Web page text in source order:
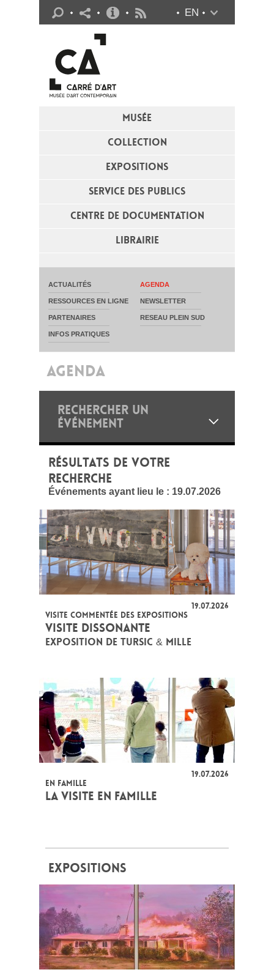
MUSÉE
COLLECTION
EXPOSITIONS
SERVICE DES PUBLICS
CENTRE DE DOCUMENTATION
LIBRAIRIE
EN
ACTUALITÉS AGENDA
RESSOURCES EN LIGNE NEWSLETTER
PARTENAIRES RESEAU PLEIN SUD
INFOS PRATIQUES
Infos pratiques
AGENDA
RECHERCHER UN
ÉVÉNEMENT
RÉSULTATS DE VOTRE
RECHERCHE
Événements ayant lieu le : 19.07.2026
19.07.2026
VISITE COMMENTÉE DES EXPOSITIONS
VISITE DISSONANTE
EXPOSITION DE TURSIC & MILLE
19.07.2026
EN FAMILLE
LA VISITE EN FAMILLE
EXPOSITIONS